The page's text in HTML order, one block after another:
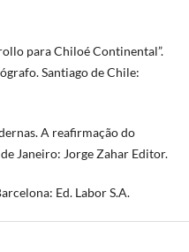
para Chiloé Continental”.
Santiago de Chile:
A reafirmação do
Janeiro: Jorge Zahar Editor.
Ed. Labor S.A.